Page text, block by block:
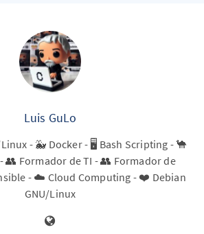
Luis GuLo
- 🐳 Docker - 🖥️ Bash Scripting - 🐪
👥 Formador de TI - 👥 Formador de
- ☁️ Cloud Computing - ❤️ Debian
GNU/Linux